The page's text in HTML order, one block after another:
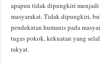
apapun tidak dipungkiri
masyarakat. Tidak dipungkiri,
pendekatan humanis pada
tugas pokok, kekuatan yang
rakyat.